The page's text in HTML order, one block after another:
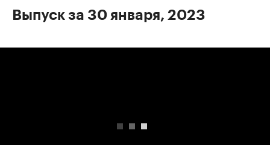
Выпуск за 30 января, 2023